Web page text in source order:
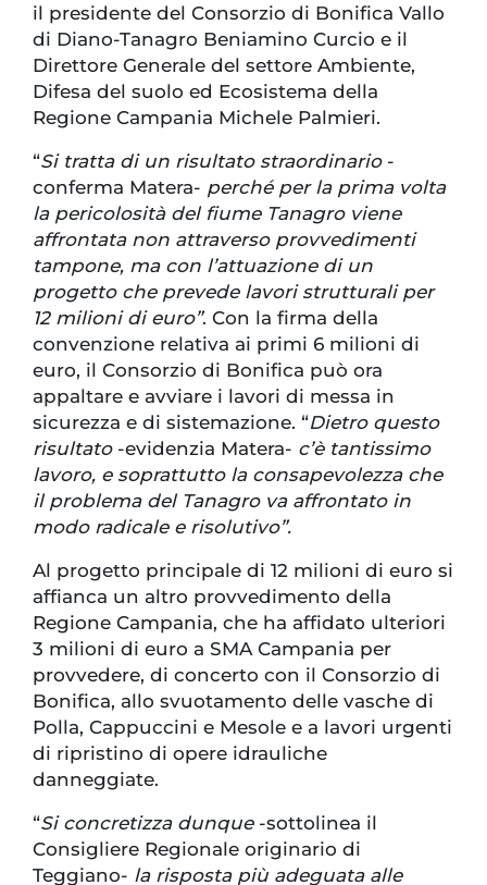
il presidente del Consorzio di Bonifica Vallo
di Diano-Tanagro Beniamino Curcio e il
Direttore Generale del settore Ambiente,
Difesa del suolo ed Ecosistema della
Regione Campania Michele Palmieri.
“Si tratta di un risultato straordinario -
conferma Matera- perché per la prima volta
la pericolosità del fiume Tanagro viene
affrontata non attraverso provvedimenti
tampone, ma con l’attuazione di un
progetto che prevede lavori strutturali per
12 milioni di euro”. Con la firma della
convenzione relativa ai primi 6 milioni di
euro, il Consorzio di Bonifica può ora
appaltare e avviare i lavori di messa in
sicurezza e di sistemazione. “Dietro questo
risultato-evidenzia Matera- c’è tantissimo
lavoro, e soprattutto la consapevolezza che
il problema del Tanagro va affrontato in
modo radicale e risolutivo”.
Al progetto principale di 12 milioni di euro si
affianca un altro provvedimento della
Regione Campania, che ha affidato ulteriori
3 milioni di euro a SMA Campania per
provvedere, di concerto con il Consorzio di
Bonifica, allo svuotamento delle vasche di
Polla, Cappuccini e Mesole e a lavori urgenti
di ripristino di opere idrauliche
danneggiate.
“Si concretizza dunque-sottolinea il
Consigliere Regionale originario di
Teggiano- la risposta più adeguata alle